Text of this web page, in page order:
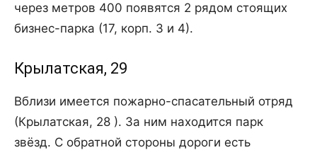
через метров 400 появятся 2 рядом стоящих
бизнес-парка (17, корп. 3 и 4).
Крылатская, 29
Вблизи имеется пожарно-спасательный отряд
(Крылатская, 28 ). За ним находится парк
звёзд. С обратной стороны дороги есть